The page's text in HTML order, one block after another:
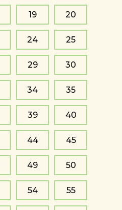
19 20
24 25
29 30
34 35
39 40
44 45
49 50
54 55